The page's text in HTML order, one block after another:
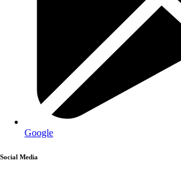
Google
Social Media